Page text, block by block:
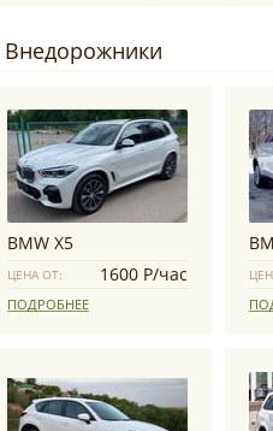
Внедорожники
BMW X5
ЦЕНА ОТ: 1600 Р/час
ПОДРОБНЕЕ